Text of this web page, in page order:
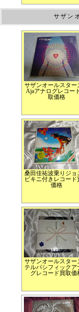
サザン
サザンオールスター
Ajaアナログレコー
取価格
桑田佳祐波乗りジョ
ビキニ付きレコード
価格
サザンオールスター
テルパシフィックア
グレコード買取価